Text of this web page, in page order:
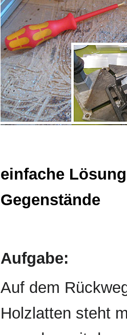
einfache
Gegenstände
Aufgabe:
Auf dem
Holzlatten steht